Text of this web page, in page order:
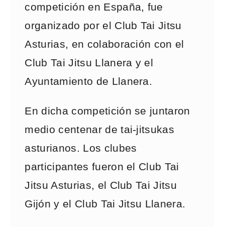
competición en España, fue
organizado por el Club Tai Jitsu
Asturias, en colaboración con el
Club Tai Jitsu Llanera y el
Ayuntamiento de Llanera.
En dicha competición se juntaron
medio centenar de tai-jitsukas
asturianos. Los clubes
participantes fueron el Club Tai
Jitsu Asturias, el Club Tai Jitsu
Gijón y el Club Tai Jitsu Llanera.